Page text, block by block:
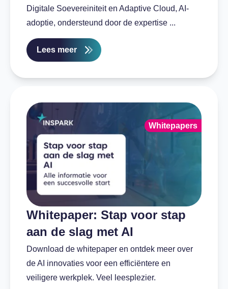
Digitale Soevereiniteit en Adaptive Cloud, AI-
adoptie, ondersteund door de expertise ...
Lees meer
Whitepaper: Stap voor stap
aan de slag met AI
Download de whitepaper en ontdek meer over
de AI innovaties voor een efficiëntere en
veiligere werkplek. Veel leesplezier.
Whitepapers